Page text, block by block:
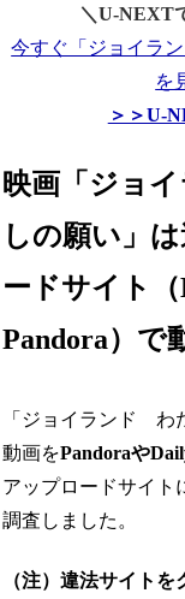
＼U-NEXT
今すぐ「ジョイラ
を
＞＞U-
映画「ジョ
しの願い」
ードサイト（
Pandora）で
「ジョイランド わ
動画をPandoraや
アップロードサイト
調査しました。
（注）違法サイト